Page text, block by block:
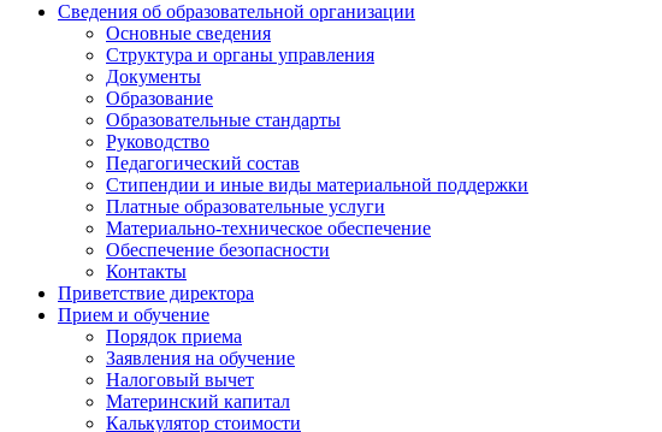
Сведения об образовательной организации
Основные сведения
Структура и органы управления
Документы
Образование
Образовательные стандарты
Руководство
Педагогический состав
Стипендии и иные виды материальной поддержки
Платные образовательные услуги
Материально-техническое обеспечение
Обеспечение безопасности
Контакты
Приветствие директора
Прием и обучение
Порядок приема
Заявления на обучение
Налоговый вычет
Материнский капитал
Калькулятор стоимости